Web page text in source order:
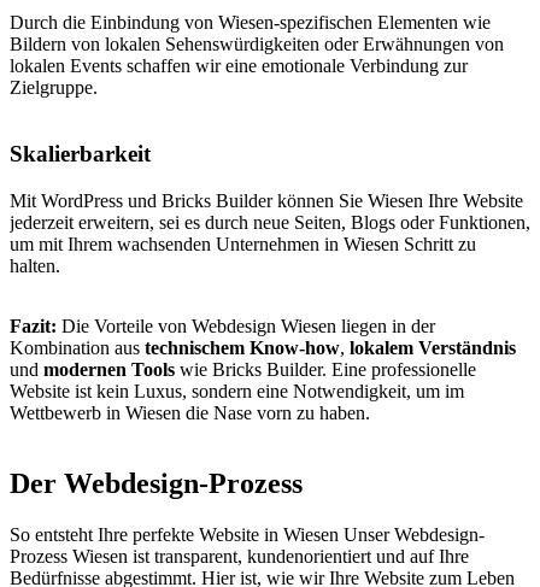
Durch die Einbindung von Wiesen-spezifischen Elementen wie
Bildern von lokalen Sehenswürdigkeiten oder Erwähnungen von
lokalen Events schaffen wir eine emotionale Verbindung zur
Zielgruppe.
Skalierbarkeit
Mit WordPress und Bricks Builder können Sie Wiesen Ihre Website
jederzeit erweitern, sei es durch neue Seiten, Blogs oder Funktionen,
um mit Ihrem wachsenden Unternehmen in Wiesen Schritt zu
halten.
Fazit: Die Vorteile von Webdesign Wiesen liegen in der
Kombination aus technischem Know-how, lokalem Verständnis
und modernen Tools wie Bricks Builder. Eine professionelle
Website ist kein Luxus, sondern eine Notwendigkeit, um im
Wettbewerb in Wiesen die Nase vorn zu haben.
Der Webdesign-Prozess
So entsteht Ihre perfekte Website in Wiesen Unser Webdesign-
Prozess Wiesen ist transparent, kundenorientiert und auf Ihre
Bedürfnisse abgestimmt. Hier ist, wie wir Ihre Website zum Leben